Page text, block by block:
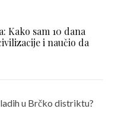
Kako sam 10 dana
i naučio da